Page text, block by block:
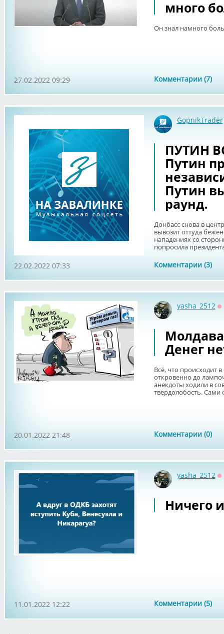
много
Он знал намного
Комментарии (7)
27.02.2022 09:29
GopnikTrader
ПУТИН
Путин
Путин
раунд.
Донбасс снова в
вывозит оттуда
нападениях со
попросила
Комментарии (3)
22.02.2022 07:33
yasha_2512
Денег
Всё, что происходит
откровенно до
анекдоты ходили в
твердолобость. Сами
Комментарии (0)
20.01.2022 21:48
yasha_2512
Ничего
Комментарии (5)
11.01.2022 12:22